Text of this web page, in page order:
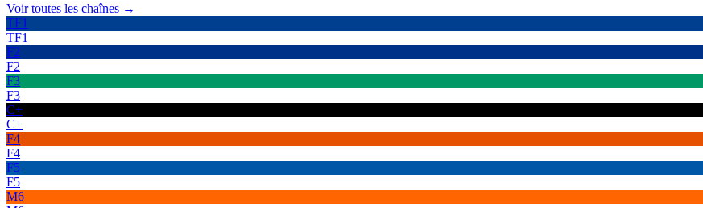
Voir toutes les chaînes →
TF1
TF1
F2
F2
F3
F3
C+
C+
F4
F4
F5
F5
M6